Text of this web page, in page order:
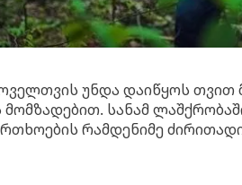
უნდა დაიწყოს
მომზადებით. სანამ
რამდენიმე